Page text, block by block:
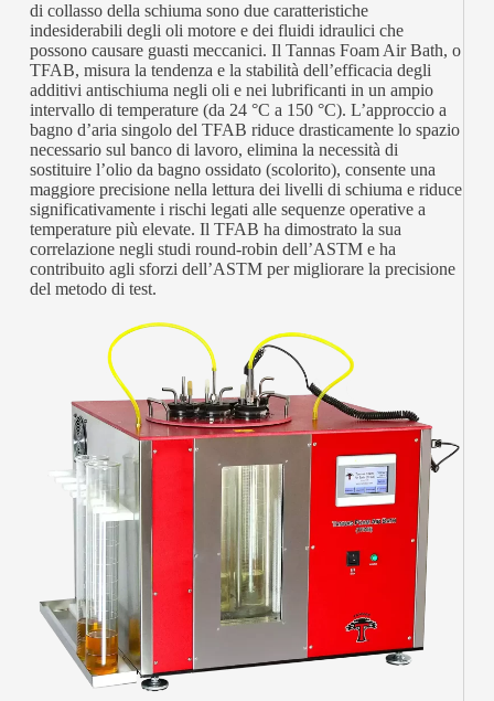
di collasso della schiuma sono due caratteristiche
indesiderabili degli oli motore e dei fluidi idraulici che
possono causare guasti meccanici. Il Tannas Foam Air Bath, o
TFAB, misura la tendenza e la stabilità dell’efficacia degli
additivi antischiuma negli oli e nei lubrificanti in un ampio
intervallo di temperature (da 24 °C a 150 °C). L’approccio a
bagno d’aria singolo del TFAB riduce drasticamente lo spazio
necessario sul banco di lavoro, elimina la necessità di
sostituire l’olio da bagno ossidato (scolorito), consente una
maggiore precisione nella lettura dei livelli di schiuma e riduce
significativamente i rischi legati alle sequenze operative a
temperature più elevate. Il TFAB ha dimostrato la sua
correlazione negli studi round-robin dell’ASTM e ha
contribuito agli sforzi dell’ASTM per migliorare la precisione
del metodo di test.